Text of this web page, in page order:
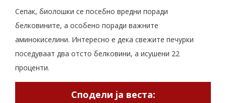
Сепак, биолошки се посебно вредни поради
белковините, а особено поради важните
аминокиселини. Интересно е дека свежите печурки
поседуваат два отсто белковини, а исушени 22
проценти.
Сподели ја веста: